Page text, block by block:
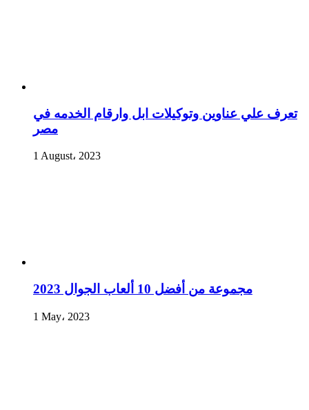
تعرف علي عناوين وتوكيلات ابل وارقام الخدمه في
مصر
1 August، 2023
مجموعة من أفضل 10 ألعاب الجوال 2023
1 May، 2023